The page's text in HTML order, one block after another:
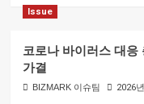
Issue
코로나 바이러스 대응
가결
BIZMARK 이슈팀 2026